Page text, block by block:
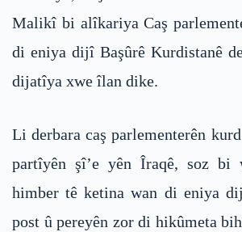
Malikî bi alîkariya Caş
di eniya dijî Başûrê Kurdistanê
dijatîya xwe îlan dike.
Li derbara caş parlementerên
partîyên şî’e yên Îraqê, soz bi
himber tê ketina wan di eniya
post û pereyên zor di hikûmeta